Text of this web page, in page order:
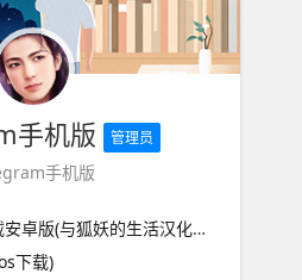
手机版 管理员
手机版
(与狐妖的生活汉化版在哪下载)
下载)